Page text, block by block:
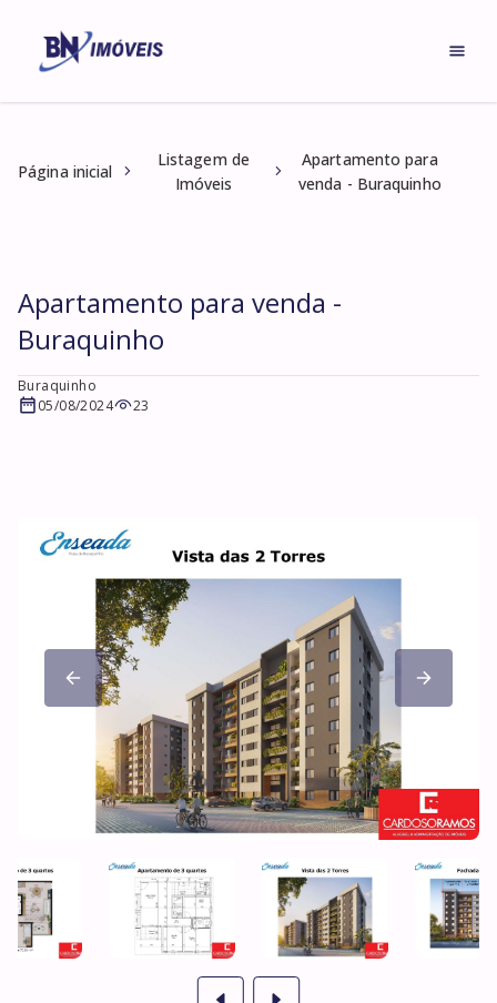
Página inicial
Listagem de
Imóveis
Apartamento para
venda - Buraquinho
Apartamento para venda -
Buraquinho
Buraquinho
05/08/2024
23